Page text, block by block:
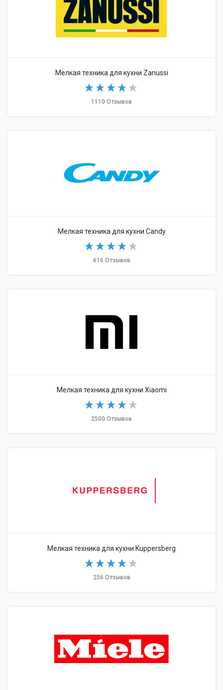
Мелкая техника для кухни Zanussi
1110 Отзывов
Мелкая техника для кухни Candy
616 Отзывов
Мелкая техника для кухни Xiaomi
2500 Отзывов
Мелкая техника для кухни Kuppersberg
256 Отзывов